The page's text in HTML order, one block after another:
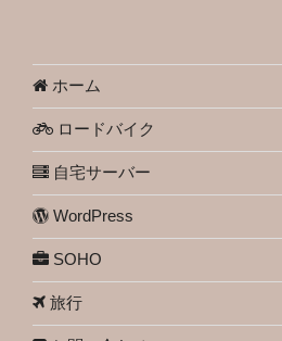
ホーム
ロードバイク
自宅サーバー
WordPress
SOHO
旅行